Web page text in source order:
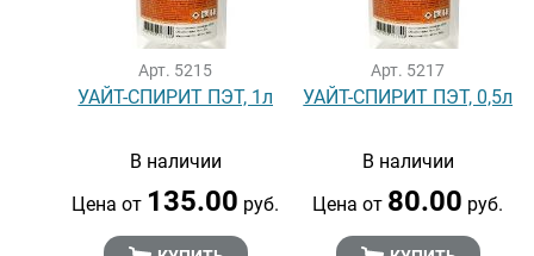
Арт. 5215
УАЙТ-СПИРИТ ПЭТ, 1л
В наличии
Цена от 135.00 руб.
Арт. 5217
УАЙТ-СПИРИТ ПЭТ, 0,5л
В наличии
Цена от 80.00 руб.